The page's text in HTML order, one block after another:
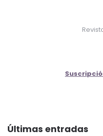
Últimas entradas